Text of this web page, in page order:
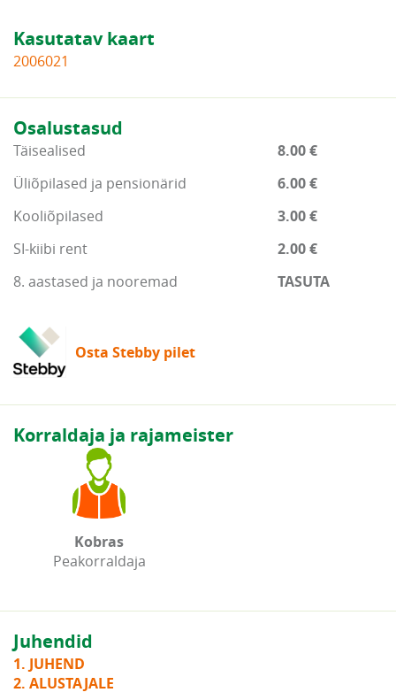
Kasutatav kaart
2006021
Osalustasud
Täisealised
8.00 €
Üliõpilased ja pensionärid
6.00 €
Kooliõpilased
3.00 €
SI-kiibi rent
2.00 €
8. aastased ja nooremad
TASUTA
Osta Stebby pilet
Korraldaja ja rajameister
Kobras
Peakorraldaja
Juhendid
1. JUHEND
2. ALUSTAJALE